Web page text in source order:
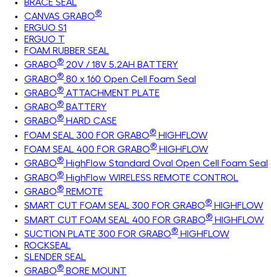
BRACE SEAL
CANVAS GRABO®
ERGUO S1
ERGUO T
FOAM RUBBER SEAL
GRABO® 20V / 18V 5.2AH BATTERY
GRABO® 80 x 160 Open Cell Foam Seal
GRABO® ATTACHMENT PLATE
GRABO® BATTERY
GRABO® HARD CASE
FOAM SEAL 300 FOR GRABO® HIGHFLOW
FOAM SEAL 400 FOR GRABO® HIGHFLOW
GRABO® HighFlow Standard Oval Open Cell Foam Seal
GRABO® HighFlow WIRELESS REMOTE CONTROL
GRABO® REMOTE
SMART CUT FOAM SEAL 300 FOR GRABO® HIGHFLOW
SMART CUT FOAM SEAL 400 FOR GRABO® HIGHFLOW
SUCTION PLATE 300 FOR GRABO® HIGHFLOW
ROCKSEAL
SLENDER SEAL
GRABO® BORE MOUNT